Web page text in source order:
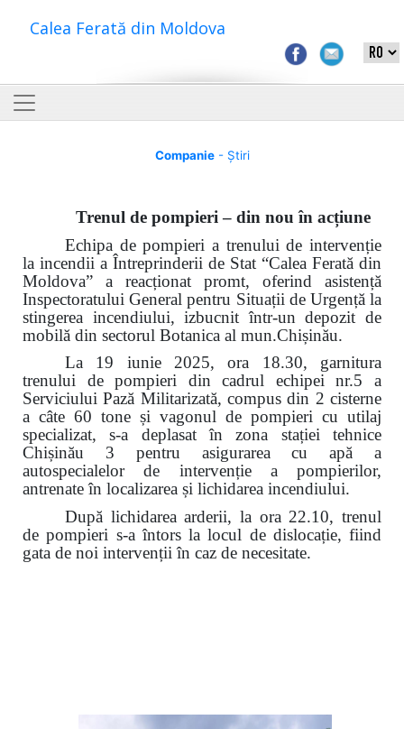
Calea Ferată din Moldova
Companie- Știri
Trenul de pompieri – din nou în acțiune
Echipa de pompieri a trenului de intervenție
la incendii a Întreprinderii de Stat “Calea Ferată din
Moldova” a reacționat promt, oferind asistență
Inspectoratului General pentru Situații de Urgență la
stingerea incendiului, izbucnit într-un depozit de
mobilă din sectorul Botanica al mun.Chișinău.
La 19 iunie 2025, ora 18.30, garnitura
trenului de pompieri din cadrul echipei nr.5 a
Serviciului Pază Militarizată, compus din 2 cisterne
a câte 60 tone și vagonul de pompieri cu utilaj
specializat, s-a deplasat în zona stației tehnice
Chișinău 3 pentru asigurarea cu apă a
autospecialelor de intervenție a pompierilor,
antrenate în localizarea și lichidarea incendiului.
După lichidarea arderii, la ora 22.10, trenul
de pompieri s-a întors la locul de dislocație, fiind
gata de noi intervenții în caz de necesitate.